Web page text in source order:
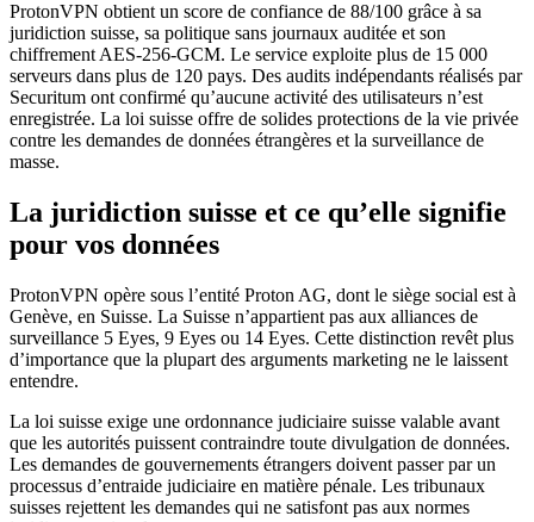
ProtonVPN obtient un score de confiance de 88/100 grâce à sa
juridiction suisse, sa politique sans journaux auditée et son
chiffrement AES-256-GCM. Le service exploite plus de 15 000
serveurs dans plus de 120 pays. Des audits indépendants réalisés par
Securitum ont confirmé qu’aucune activité des utilisateurs n’est
enregistrée. La loi suisse offre de solides protections de la vie privée
contre les demandes de données étrangères et la surveillance de
masse.
La juridiction suisse et ce qu’elle signifie
pour vos données
ProtonVPN opère sous l’entité Proton AG, dont le siège social est à
Genève, en Suisse. La Suisse n’appartient pas aux alliances de
surveillance 5 Eyes, 9 Eyes ou 14 Eyes. Cette distinction revêt plus
d’importance que la plupart des arguments marketing ne le laissent
entendre.
La loi suisse exige une ordonnance judiciaire suisse valable avant
que les autorités puissent contraindre toute divulgation de données.
Les demandes de gouvernements étrangers doivent passer par un
processus d’entraide judiciaire en matière pénale. Les tribunaux
suisses rejettent les demandes qui ne satisfont pas aux normes